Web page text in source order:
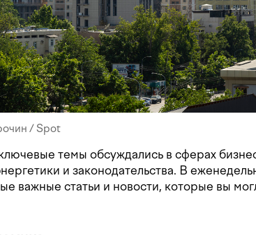
/ Spot
темы обсуждались в сферах
и законодательства. В
важные статьи и новости, которые вы